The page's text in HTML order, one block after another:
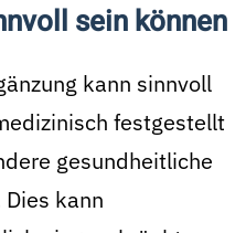
sein können
kann sinnvoll
festgestellt
gesundheitliche
kann